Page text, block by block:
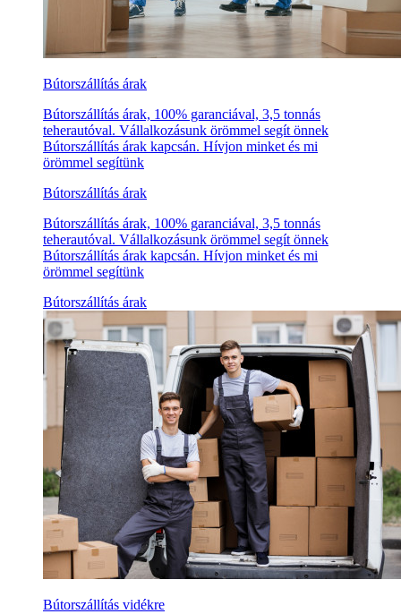
Bútorszállítás árak
Bútorszállítás árak, 100% garanciával, 3,5 tonnás
teherautóval. Vállalkozásunk örömmel segít önnek
Bútorszállítás árak kapcsán. Hívjon minket és mi
örömmel segítünk
Bútorszállítás árak
Bútorszállítás árak, 100% garanciával, 3,5 tonnás
teherautóval. Vállalkozásunk örömmel segít önnek
Bútorszállítás árak kapcsán. Hívjon minket és mi
örömmel segítünk
Bútorszállítás árak
Bútorszállítás vidékre